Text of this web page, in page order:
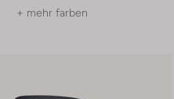
+ mehr farben